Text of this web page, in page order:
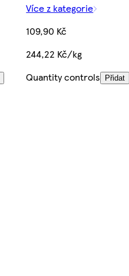
Více z kategorie
109,90 Kč
244,22 Kč/kg
Quantity controls
Přidat